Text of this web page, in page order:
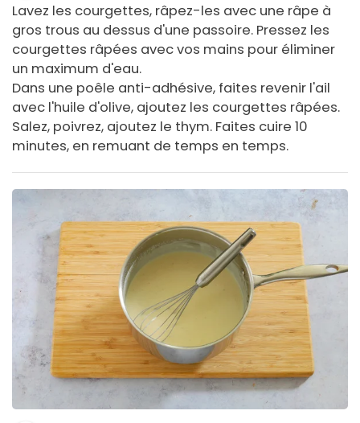
Lavez les courgettes, râpez-les avec une râpe à
gros trous au dessus d'une passoire. Pressez les
courgettes râpées avec vos mains pour éliminer
un maximum d'eau.
Dans une poêle anti-adhésive, faites revenir l'ail
avec l'huile d'olive, ajoutez les courgettes râpées.
Salez, poivrez, ajoutez le thym. Faites cuire 10
minutes, en remuant de temps en temps.